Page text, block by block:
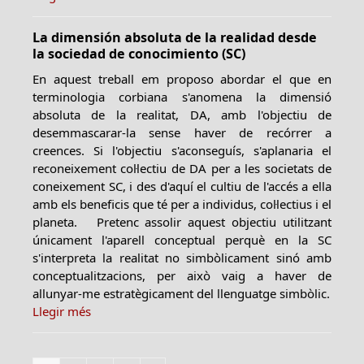
La dimensión absoluta de la realidad desde
la sociedad de conocimiento (SC)
En aquest treball em proposo abordar el que en
terminologia corbiana s'anomena la dimensió
absoluta de la realitat, DA, amb l'objectiu de
desemmascarar-la sense haver de recórrer a
creences. Si l'objectiu s'aconseguís, s'aplanaria el
reconeixement col·lectiu de DA per a les societats de
coneixement SC, i des d'aquí el cultiu de l'accés a ella
amb els beneficis que té per a individus, col·lectius i el
planeta. Pretenc assolir aquest objectiu utilitzant
únicament l'aparell conceptual perquè en la SC
s'interpreta la realitat no simbòlicament sinó amb
conceptualitzacions, per això vaig a haver de
allunyar-me estratègicament del llenguatge simbòlic.
Llegir més